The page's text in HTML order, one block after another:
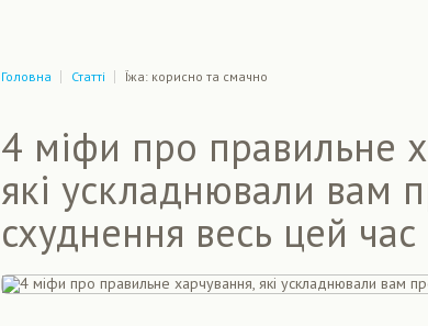
Головна Статті Їжа: корисно та смачно
4 міфи про правильне
які ускладнювали вам
схуднення весь цей час